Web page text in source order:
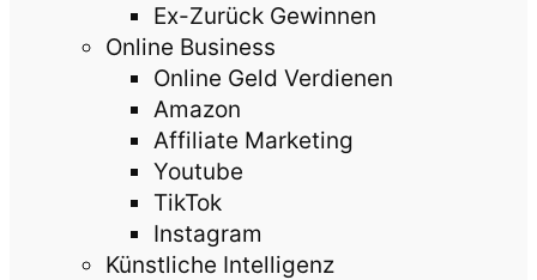
Ex-Zurück Gewinnen
Online Business
Online Geld Verdienen
Amazon
Affiliate Marketing
Youtube
TikTok
Instagram
Künstliche Intelligenz